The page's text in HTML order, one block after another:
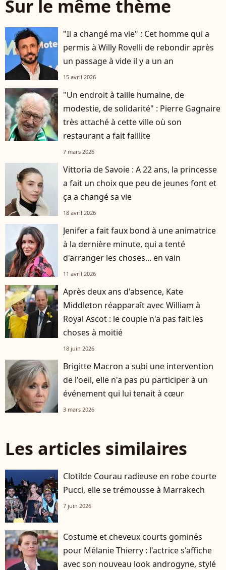
Sur le même thème
"Il a changé ma vie" : Cet homme qui a
permis à Willy Rovelli de rebondir après
un passage à vide il y a un an
15 avril 2026
"Un endroit à taille humaine, de
modestie, de solidarité" : Pierre Gagnaire
très attaché à cette ville où son
restaurant a fait faillite
7 mars 2026
Vittoria de Savoie : A 22 ans, la princesse
a fait un choix que peu de jeunes font et
ça a changé sa vie
18 avril 2026
Jenifer a fait faux bond à une animatrice
à la dernière minute, qui a tenté
d'arranger les choses... en vain
11 avril 2026
Après deux ans d'absence, Kate
Middleton réapparaît avec William à
Royal Ascot : le couple n'a pas fait les
choses à moitié
18 juin 2026
Brigitte Macron a subi une intervention
de l'oeil, elle n'a pas pu participer à un
événement qui lui tenait à cœur
3 mars 2026
Les articles similaires
Clotilde Courau radieuse en robe courte
Pucci, elle se trémousse à Marrakech
7 juin 2026
Costume et cheveux courts gominés
pour Mélanie Thierry : l'actrice s'affiche
avec son nouveau look androgyne, stylé